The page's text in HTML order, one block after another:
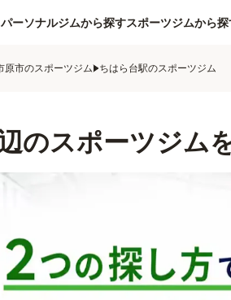
パーソナルジムから探すスポーツジムから探
原市のスポーツジム ちはら台駅のスポーツジム
のスポーツジム